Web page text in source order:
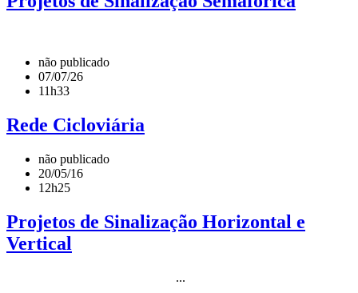
não publicado
07/07/26
11h33
Rede Cicloviária
não publicado
20/05/16
12h25
Projetos de Sinalização Horizontal e
Vertical
...